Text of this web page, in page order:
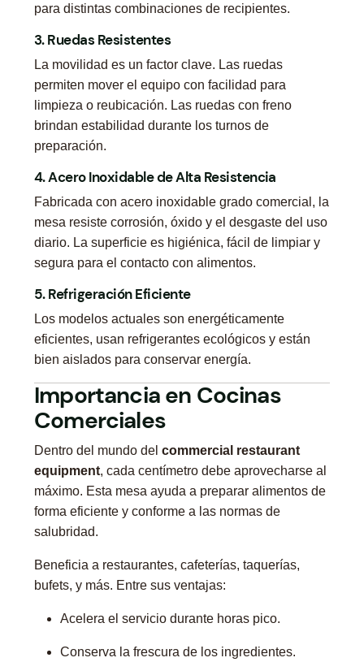
para distintas combinaciones de recipientes.
3. Ruedas Resistentes
La movilidad es un factor clave. Las ruedas
permiten mover el equipo con facilidad para
limpieza o reubicación. Las ruedas con freno
brindan estabilidad durante los turnos de
preparación.
4. Acero Inoxidable de Alta Resistencia
Fabricada con acero inoxidable grado comercial, la
mesa resiste corrosión, óxido y el desgaste del uso
diario. La superficie es higiénica, fácil de limpiar y
segura para el contacto con alimentos.
5. Refrigeración Eficiente
Los modelos actuales son energéticamente
eficientes, usan refrigerantes ecológicos y están
bien aislados para conservar energía.
Importancia en Cocinas
Comerciales
Dentro del mundo del commercial restaurant
equipment, cada centímetro debe aprovecharse al
máximo. Esta mesa ayuda a preparar alimentos de
forma eficiente y conforme a las normas de
salubridad.
Beneficia a restaurantes, cafeterías, taquerías,
bufets, y más. Entre sus ventajas:
Acelera el servicio durante horas pico.
Conserva la frescura de los ingredientes.